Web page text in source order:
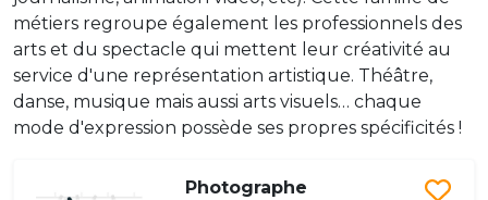
métiers regroupe également les professionnels des
arts et du spectacle qui mettent leur créativité au
service d'une représentation artistique. Théâtre,
danse, musique mais aussi arts visuels… chaque
mode d'expression possède ses propres spécificités !
Photographe